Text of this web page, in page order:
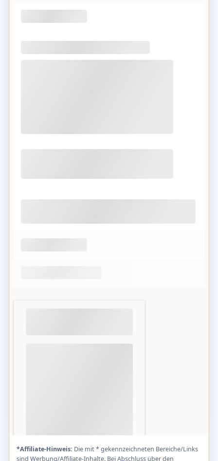
*Affiliate-Hinweis: Die mit * gekennzeichneten Bereiche/Links
sind Werbung/Affiliate-Inhalte. Bei Abschluss über den